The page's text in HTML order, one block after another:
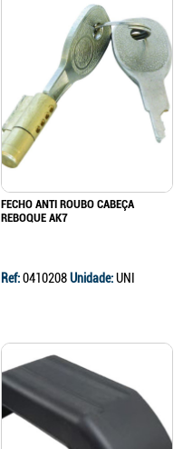
FECHO ANTI ROUBO CABEÇA
REBOQUE AK7
Ref:0410208Unidade:UNI